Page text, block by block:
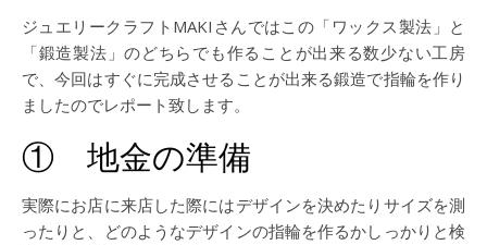
ジュエリークラフトMAKIさんではこの「ワックス製法」と
「鍛造製法」のどちらでも作ることが出来る数少ない工房
で、今回はすぐに完成させることが出来る鍛造で指輪を作り
ましたのでレポート致します。
① 地金の準備
実際にお店に来店した際にはデザインを決めたりサイズを測
ったりと、どのようなデザインの指輪を作るかしっかりと検